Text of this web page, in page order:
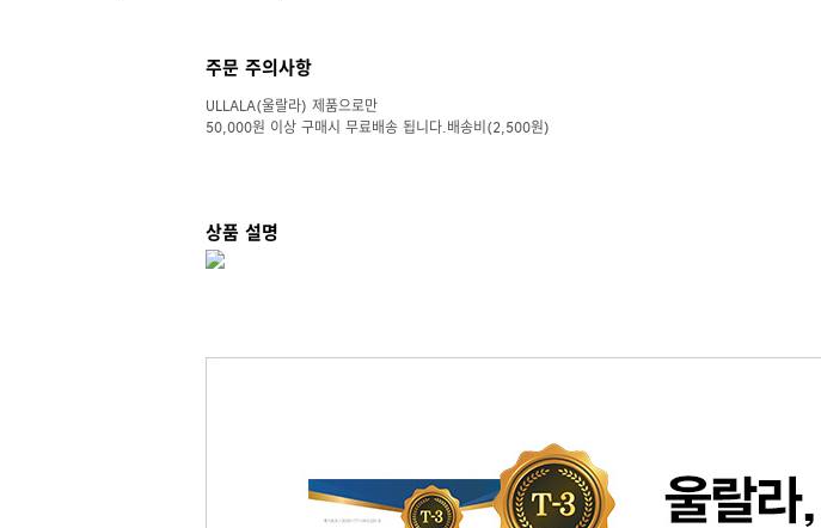
주문 주의사항
ULLALA(울랄라) 제품으로만
50,000원 이상 구매시 무료배송 됩니다.배송비(2,500원)
상품 설명